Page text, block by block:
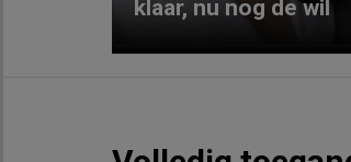
klaar, nu nog de wil